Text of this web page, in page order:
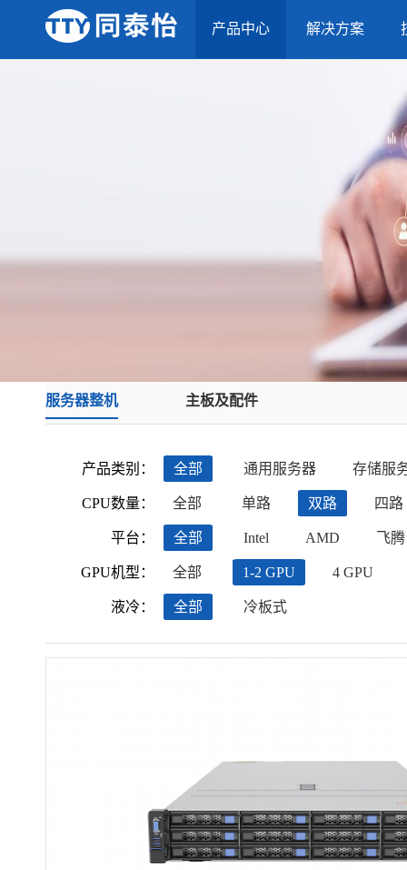
产品中心 解决方案
服务器整机 主板及配件
产品类别：
CPU数量：
平台：
GPU机型：
液冷：
全部 通用服务器 存储服
全部 单路 双路 四路
全部 Intel AMD 飞腾
全部 1-2 GPU 4 GPU
全部 冷板式